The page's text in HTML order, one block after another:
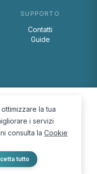
SUPPORTO
Contatti
Guide
la tua
i servizi
consulta la Cookie
tutto